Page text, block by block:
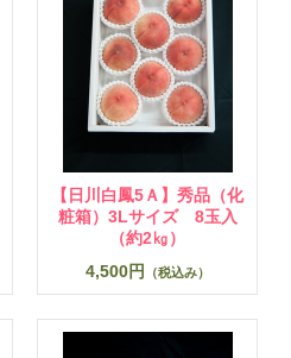
【日川白鳳5Ａ】秀品（化
粧箱）3Lサイズ 8玉入
（約2㎏）
4,500円
（税込み）